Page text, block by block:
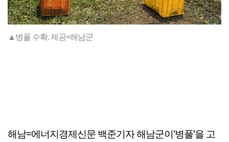
▲병풀 수확. 제공=해남군
해남=에너지경제신문 백준기자 해남군이'병풀'을 고